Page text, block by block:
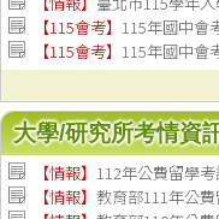
【115會考】 115年國中會
【115會考】 115年國中會
大學/研究所考情資
【情報】 112年公費留學
【情報】 教育部111年公